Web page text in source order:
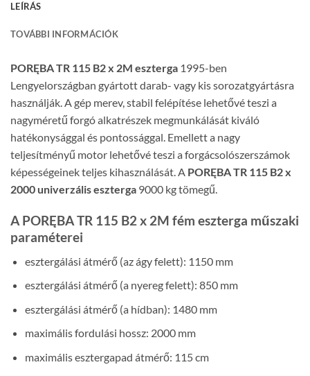
LEÍRÁS
TOVÁBBI INFORMÁCIÓK
PORĘBA TR 115 B2 x 2M eszterga 1995-ben
Lengyelországban gyártott darab- vagy kis sorozatgyártásra
használják. A gép merev, stabil felépítése lehetővé teszi a
nagyméretű forgó alkatrészek megmunkálását kiváló
hatékonysággal és pontossággal. Emellett a nagy
teljesítményű motor lehetővé teszi a forgácsolószerszámok
képességeinek teljes kihasználását. A PORĘBA TR 115 B2 x
2000 univerzális eszterga 9000 kg tömegű.
A PORĘBA TR 115 B2 x 2M fém eszterga műszaki
paraméterei
esztergálási átmérő (az ágy felett): 1150 mm
esztergálási átmérő (a nyereg felett): 850 mm
esztergálási átmérő (a hídban): 1480 mm
maximális fordulási hossz: 2000 mm
maximális esztergapad átmérő: 115 cm